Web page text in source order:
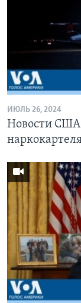
ИЮЛЬ 26, 2024
Новости США